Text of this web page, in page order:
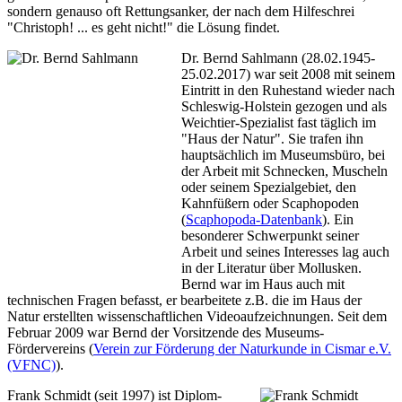
sondern genauso oft Rettungsanker, der nach dem Hilfeschrei
"Christoph! ... es geht nicht!" die Lösung findet.
Dr. Bernd Sahlmann (28.02.1945-
25.02.2017) war seit 2008 mit seinem
Eintritt in den Ruhestand wieder nach
Schleswig-Holstein gezogen und als
Weichtier-Spezialist fast täglich im
"Haus der Natur". Sie trafen ihn
hauptsächlich im Museumsbüro, bei
der Arbeit mit Schnecken, Muscheln
oder seinem Spezialgebiet, den
Kahnfüßern oder Scaphopoden
(Scaphopoda-Datenbank). Ein
besonderer Schwerpunkt seiner
Arbeit und seines Interesses lag auch
in der Literatur über Mollusken.
Bernd war im Haus auch mit
technischen Fragen befasst, er bearbeitete z.B. die im Haus der
Natur erstellten wissenschaftlichen Videoaufzeichnungen. Seit dem
Februar 2009 war Bernd der Vorsitzende des Museums-
Fördervereins (Verein zur Förderung der Naturkunde in Cismar e.V.
(VFNC)).
Frank Schmidt (seit 1997) ist Diplom-